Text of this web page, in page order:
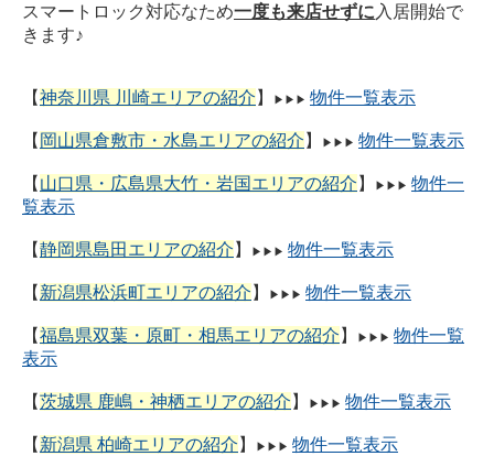
スマートロック対応なため一度も来店せずに入居開始で
きます♪
【神奈川県 川崎エリアの紹介 】 ▶ ▶ ▶ 物件一覧表示
【 岡山県倉敷市・水島エリアの紹介 】 ▶ ▶ ▶ 物件一覧表示
【 山口県・広島県大竹・岩国エリアの紹介 】 ▶ ▶ ▶ 物件一
覧表示
【静岡県島田エリアの紹介 】 ▶ ▶ ▶ 物件一覧表示
【 新潟県松浜町エリアの紹介 】 ▶ ▶ ▶ 物件一覧表示
【福島県双葉・原町・相馬エリアの紹介 】 ▶ ▶ ▶ 物件一覧
表示
【茨城県 鹿嶋・神栖エリアの紹介 】 ▶ ▶ ▶ 物件一覧表示
【 新潟県 柏崎エリアの紹介 】 ▶ ▶ ▶ 物件一覧表示